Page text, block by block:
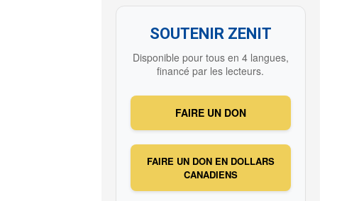
SOUTENIR ZENIT
Disponible pour tous en 4 langues,
financé par les lecteurs.
FAIRE UN DON
FAIRE UN DON EN DOLLARS
CANADIENS